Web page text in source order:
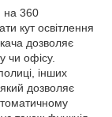
на 360
кут освітлення
дозволяє
чи офісу.
інших
дозволяє